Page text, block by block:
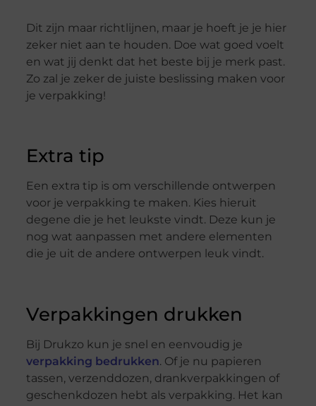
Dit zijn maar richtlijnen, maar je hoeft je je hier
zeker niet aan te houden. Doe wat goed voelt
en wat jij denkt dat het beste bij je merk past.
Zo zal je zeker de juiste beslissing maken voor
je verpakking!
Extra tip
Een extra tip is om verschillende ontwerpen
voor je verpakking te maken. Kies hieruit
degene die je het leukste vindt. Deze kun je
nog wat aanpassen met andere elementen
die je uit de andere ontwerpen leuk vindt.
Verpakkingen drukken
Bij Drukzo kun je snel en eenvoudig je
verpakking bedrukken. Of je nu papieren
tassen, verzenddozen, drankverpakkingen of
geschenkdozen hebt als verpakking. Het kan